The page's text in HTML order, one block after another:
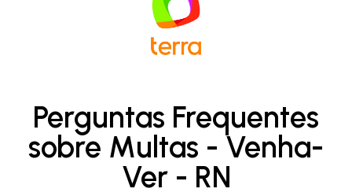
Perguntas Frequentes
sobre Multas - Venha-
Ver - RN